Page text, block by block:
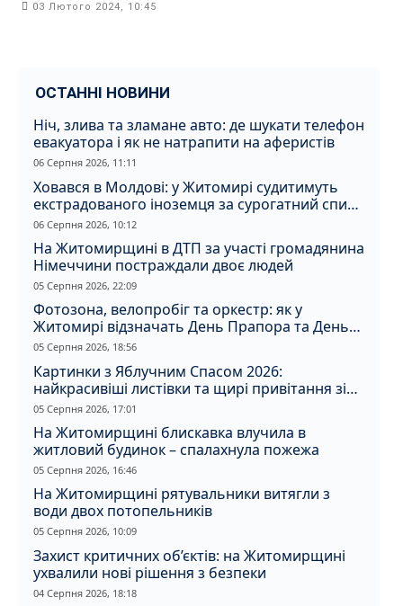
03 Лютого 2024, 10:45
ОСТАННІ НОВИНИ
Ніч, злива та зламане авто: де шукати телефон
евакуатора і як не натрапити на аферистів
06 Серпня 2026, 11:11
Ховався в Молдові: у Житомирі судитимуть
екстрадованого іноземця за сурогатний спирт
і відмивання грошей
06 Серпня 2026, 10:12
На Житомирщині в ДТП за участі громадянина
Німеччини постраждали двоє людей
05 Серпня 2026, 22:09
Фотозона, велопробіг та оркестр: як у
Житомирі відзначать День Прапора та День
Незалежності
05 Серпня 2026, 18:56
Картинки з Яблучним Спасом 2026:
найкрасивіші листівки та щирі привітання зі
святом
05 Серпня 2026, 17:01
На Житомирщині блискавка влучила в
житловий будинок – спалахнула пожежа
05 Серпня 2026, 16:46
На Житомирщині рятувальники витягли з
води двох потопельників
05 Серпня 2026, 10:09
Захист критичних об’єктів: на Житомирщині
ухвалили нові рішення з безпеки
04 Серпня 2026, 18:18